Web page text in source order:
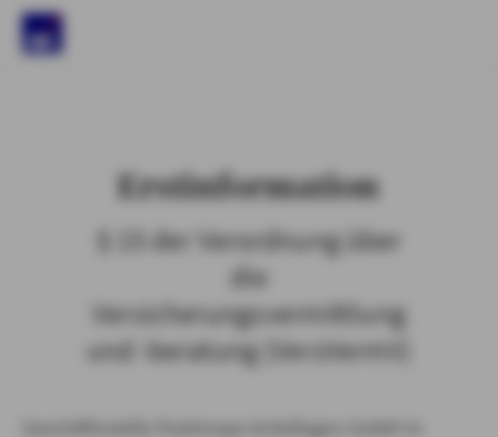
Erstinformation
§ 15 der Verordnung über
die
Versicherungsvermittlung
und -beratung (VersVermV)